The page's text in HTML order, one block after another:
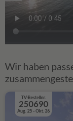
Wir haben
TV-Bestellnr.
250690
Aug. 25 - Okt. 26